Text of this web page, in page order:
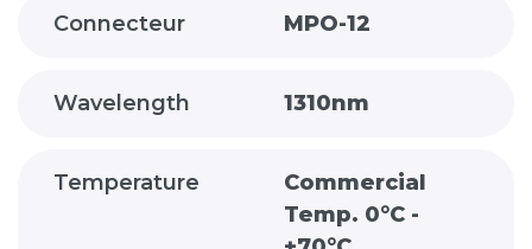
Connecteur MPO-12
Wavelength 1310nm
Temperature
Commercial
Temp. 0°C -